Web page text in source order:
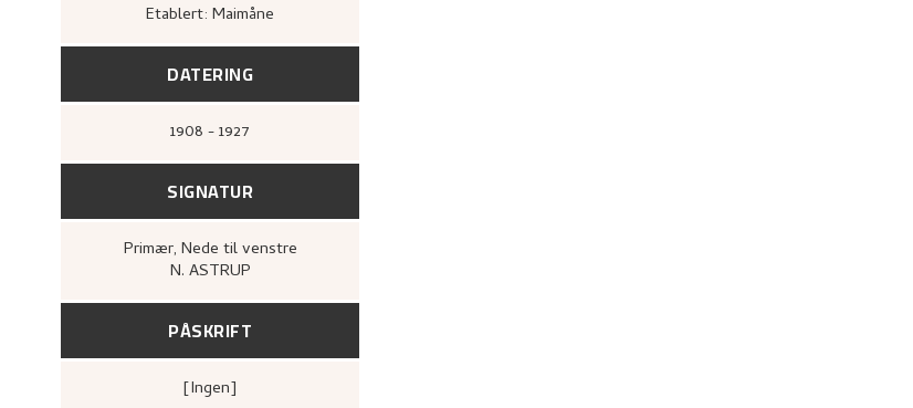
Etablert: Maimåne
DATERING
1908 - 1927
SIGNATUR
Primær, Nede til venstre
N. ASTRUP
PÅSKRIFT
[ingen]